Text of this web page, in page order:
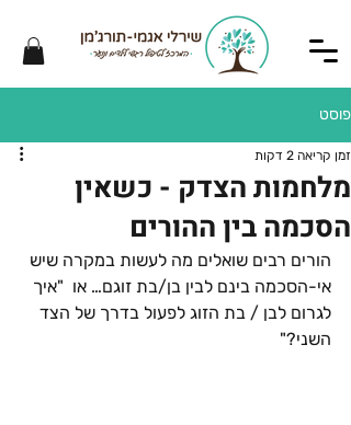
פוסט
מלחמות הצדק - כשאין
הסכמה בין ההורים
זמן קריאה 2 דקות
הורים רבים שואלים מה לעשות במקרה שיש
אי-הסכמה בינם לבין בן/בת זוגם… או  "איך
לגרום לבן / בת הזוג לפעול בדרך של הצד
השני?"